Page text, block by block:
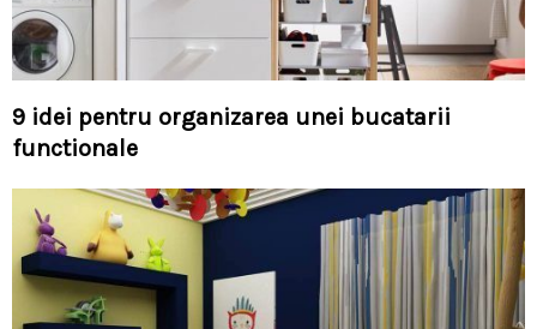
9 idei pentru organizarea unei bucatarii
functionale